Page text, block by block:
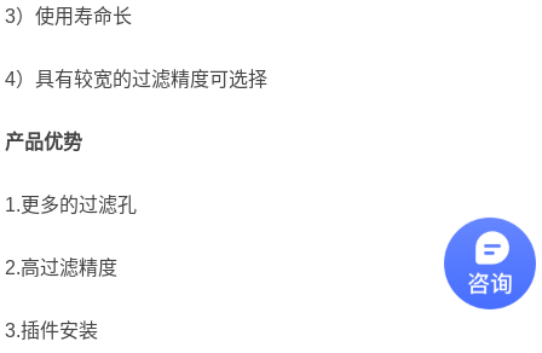
3）使用寿命长
4）具有较宽的过滤精度可选择
产品优势
1.更多的过滤孔
2.高过滤精度
3.插件安装